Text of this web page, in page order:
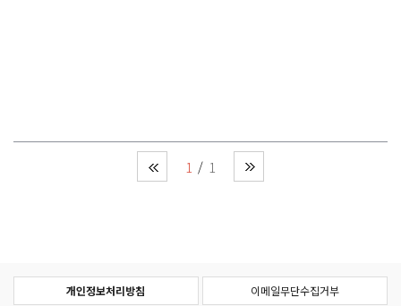
1 1
개인정보처리방침 이메일무단수집거부